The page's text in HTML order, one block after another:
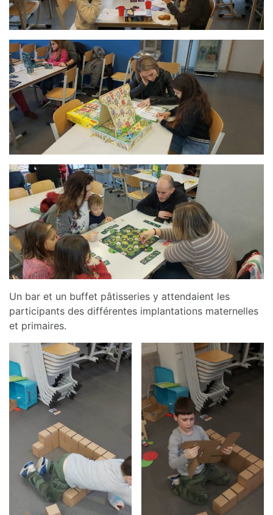
Un bar et un buffet pâtisseries y attendaient les
participants des différentes implantations maternelles
et primaires.